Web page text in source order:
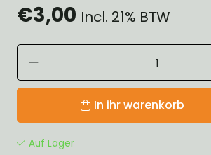
€3,00 Incl. 21% BTW
In ihr warenkorb
Auf Lager